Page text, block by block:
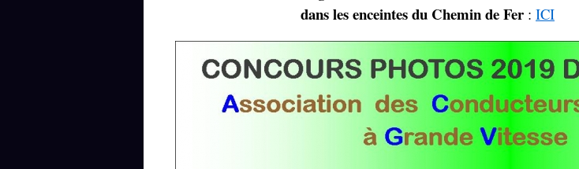
dans les enceintes du Chemin de Fer : ICI